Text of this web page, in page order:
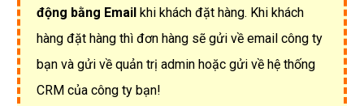
động bằng Email khi khách đặt hàng. Khi khách
hàng đặt hàng thì đơn hàng sẽ gửi về email công ty
bạn và gửi về quản trị admin hoặc gửi về hệ thống
CRM của công ty bạn!